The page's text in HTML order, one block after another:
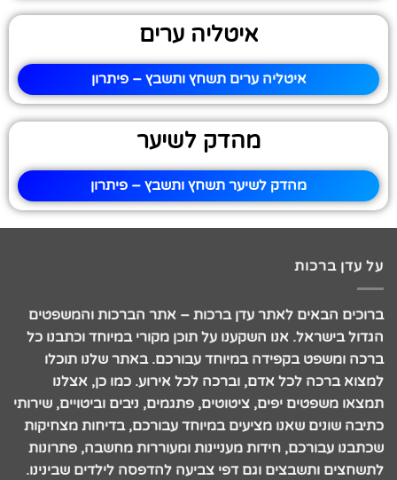
איטליה ערים
איטליה ערים תשחץ ותשבץ – פיתרון
מהדק לשיער
מהדק לשיער תשחץ ותשבץ – פיתרון
על עדן ברכות
ברוכים הבאים לאתר עדן ברכות – אתר הברכות והמשפטים
הגדול בישראל. אנו השקענו על תוכן מקורי במיוחד וכתבנו כל
ברכה ומשפט בקפידה במיוחד עבורכם. באתר שלנו תוכלו
למצוא ברכה לכל אדם, וברכה לכל אירוע. כמו כן, אצלנו
תמצאו משפטים יפים, ציטוטים, פתגמים, ניבים וביטויים, שירותי
כתיבה שונים שאנו מציעים במיוחד עבורכם, בדיחות מצחיקות
שכתבנו עבורכם, חידות מעניינות ומעוררות מחשבה, פתרונות
לתשחצים ותשבצים וגם דפי צביעה להדפסה לילדים שבינינו.